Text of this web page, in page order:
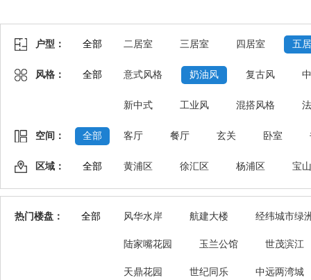
户型： 全部 二居室 三居室 四居室 五
风格： 全部 意式风格 奶油风 复古风
新中式 工业风 混搭风格
空间： 全部 客厅 餐厅 玄关 卧室
区域： 全部 黄浦区 徐汇区 杨浦区 宝
热门楼盘： 全部 风华水岸 航建大楼 经纬城市绿
陆家嘴花园 玉兰公馆 世茂滨江
天鼎花园 世纪同乐 中远两湾城